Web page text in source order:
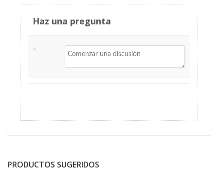
Haz una pregunta
PRODUCTOS SUGERIDOS